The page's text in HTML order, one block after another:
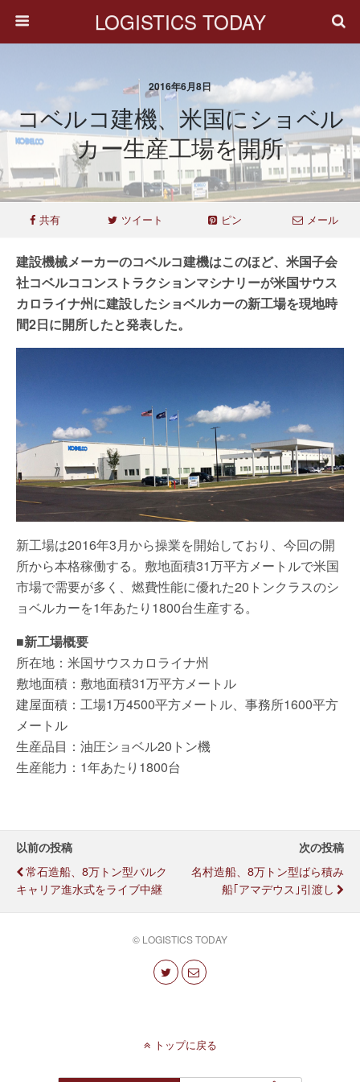
LOGISTICS TODAY
2016年6月8日
コベルコ建機、米国にショベル
カー生産工場を開所
共有 ツイート ピン メール
建設機械メーカーのコベルコ建機はこのほど、米国子会
社コベルココンストラクションマシナリーが米国サウス
カロライナ州に建設したショベルカーの新工場を現地時
間2日に開所したと発表した。
新工場は2016年3月から操業を開始しており、今回の開
所から本格稼働する。敷地面積31万平方メートルで米国
市場で需要が多く、燃費性能に優れた20トンクラスのシ
ョベルカーを1年あたり1800台生産する。
■新工場概要
所在地：米国サウスカロライナ州
敷地面積：敷地面積31万平方メートル
建屋面積：工場1万4500平方メートル、事務所1600平方
メートル
生産品目：油圧ショベル20トン機
生産能力：1年あたり1800台
以前の投稿
常石造船、8万トン型バルク
キャリア進水式をライブ中継
次の投稿
名村造船、8万トン型ばら積み
船｢アマデウス｣引渡し
© LOGISTICS TODAY
トップに戻る